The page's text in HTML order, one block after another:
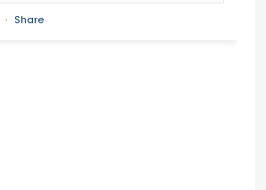
· Share